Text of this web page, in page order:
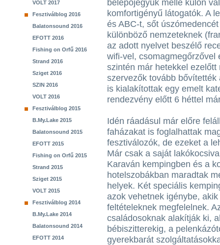
VOLT 2017
Fesztiválblog 2016
Balatonsound 2016
EFOTT 2016
Fishing on Orfű 2016
Strand 2016
Sziget 2016
SZIN 2016
VOLT 2016
Fesztiválblog 2015
B.My.Lake 2015
Balatonsound 2015
EFOTT 2015
Fishing on Orfű 2015
Strand 2015
Sziget 2015
VOLT 2015
Fesztiválblog 2014
B.My.Lake 2014
Balatonsound 2014
EFOTT 2014
belépőjegyük mellé külön
komfortigényű látogatók. A
és ABC-t, sőt
különböző nemzeteknek
az adott nyelvet beszélő
wifi-vel, csomagmegőrzővel
szintén már hetekkel
szervezők tovább
is kialakítottak egy emelt
rendezvény előtt 6 héttel
Idén ráadásul már előre
faházakat is foglalhattak
fesztiválozók, de ezeket a
Már csak a saját
Karaván kempingben és a
hotelszobákban maradtak
helyek. Két speciális
azok vehetnek igénybe,
feltételeknek megfelelnek.
családosoknak alakítják ki,
bébiszitterekig, a
gyerekbarát